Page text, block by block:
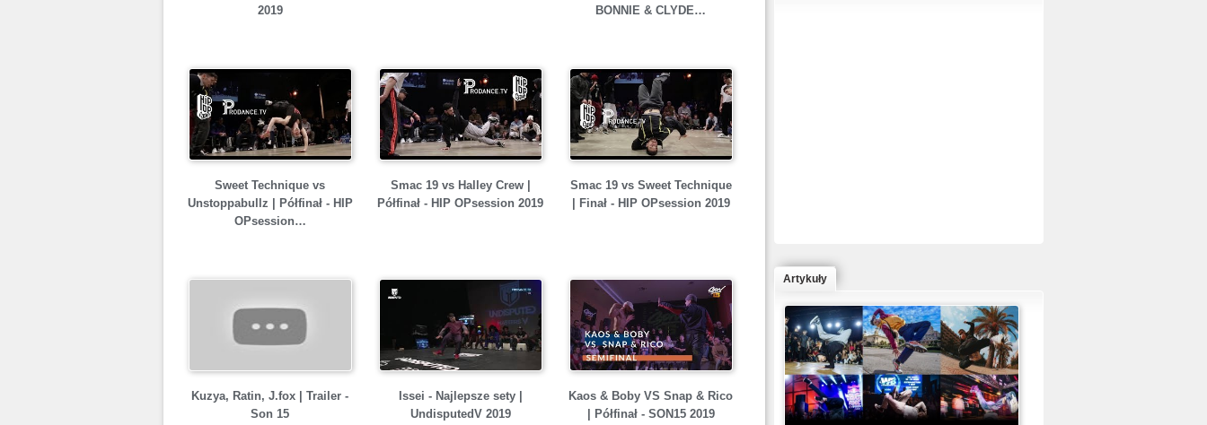
2019
BONNIE & CLYDE…
Sweet Technique vs
Unstoppabullz | Półfinał - HIP
OPsession…
Smac 19 vs Halley Crew |
Półfinał - HIP OPsession 2019
Smac 19 vs Sweet Technique
| Finał - HIP OPsession 2019
Kuzya, Ratin, J.fox | Trailer -
Son 15
Issei - Najlepsze sety |
UndisputedV 2019
Kaos & Boby VS Snap & Rico
| Półfinał - SON15 2019
Kaczorex w najnowszym klipie: HRYPA
– Kobieta z walizką
Artykuły